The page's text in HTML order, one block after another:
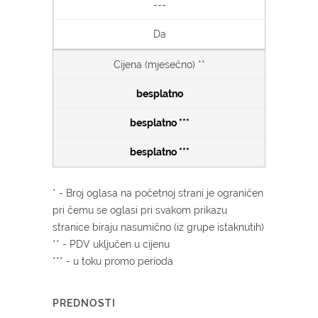
---
Da
Cijena (mjesečno) **
besplatno
besplatno ***
besplatno ***
* - Broj oglasa na početnoj strani je ograničen
pri čemu se oglasi pri svakom prikazu
stranice biraju nasumično (iz grupe istaknutih)
** - PDV uključen u cijenu
*** - u toku promo perioda
PREDNOSTI